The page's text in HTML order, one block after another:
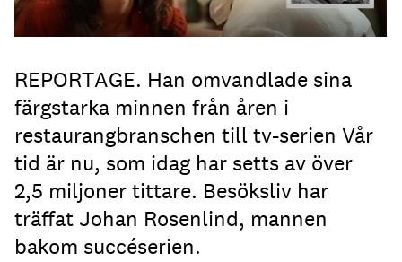
REPORTAGE. Han omvandlade sina
färgstarka minnen från åren i
restaurangbranschen till tv-serien Vår
tid är nu, som idag har setts av över
2,5 miljoner tittare. Besöksliv har
träffat Johan Rosenlind, mannen
bakom succéserien.